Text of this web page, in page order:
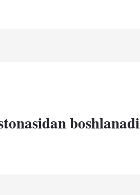
boshlanadi